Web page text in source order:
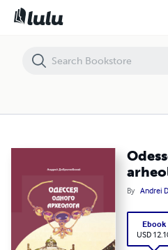
By Andrei
Ebook
USD
Odesseya odnogo arheologa